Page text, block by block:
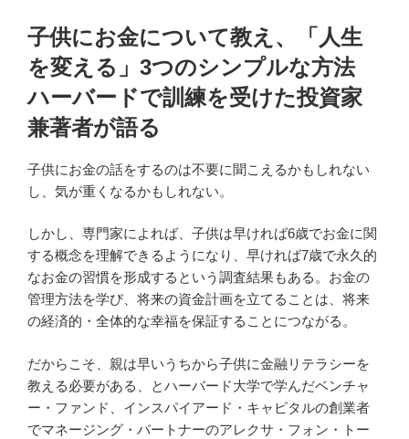
子供にお金について教え、「人生
を変える」3つのシンプルな方法
ハーバードで訓練を受けた投資家
兼著者が語る
子供にお金の話をするのは不要に聞こえるかもしれない
し、気が重くなるかもしれない。
しかし、専門家によれば、子供は早ければ6歳でお金に関
する概念を理解できるようになり、早ければ7歳で永久的
なお金の習慣を形成するという調査結果もある。お金の
管理方法を学び、将来の資金計画を立てることは、将来
の経済的・全体的な幸福を保証することにつながる。
だからこそ、親は早いうちから子供に金融リテラシーを
教える必要がある、とハーバード大学で学んだベンチャ
ー・ファンド、インスパイアード・キャピタルの創業者
でマネージング・パートナーのアレクサ・フォン・トー